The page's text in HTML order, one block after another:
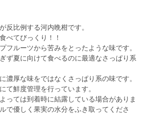
反比例する河内晩柑です。
べてびっくり！！
フルーツから苦みをとったような味です。
ず夏に向けて食べるのに最適なさっぱり系
濃厚な味をではなくさっぱり系の味です。
て鮮度管理を行っています。
っては到着時に結露している場合がありま
で優しく果実の水分をふき取ってくださ